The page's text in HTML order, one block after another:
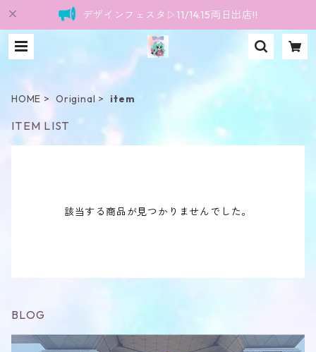
デザインフェスタ▷11/14.15両日出店!!
HOME Original item
ITEM LIST
該当する商品が見つかりませんでした。
BLOG